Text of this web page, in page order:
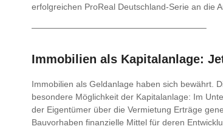
erfolgreichen ProReal Deutschland-Serie an die
————————————————————–
Immobilien als Kapitalanlage:
Immobilien als Geldanlage haben sich bewährt.
besondere Möglichkeit der Kapitalanlage: Im
der Eigentümer über die Vermietung Erträge
Bauvorhaben finanzielle Mittel für deren